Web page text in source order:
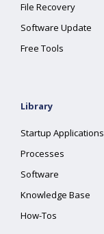
File Recovery
Software Update
Free Tools
Library
Startup Applications
Processes
Software
Knowledge Base
How-Tos